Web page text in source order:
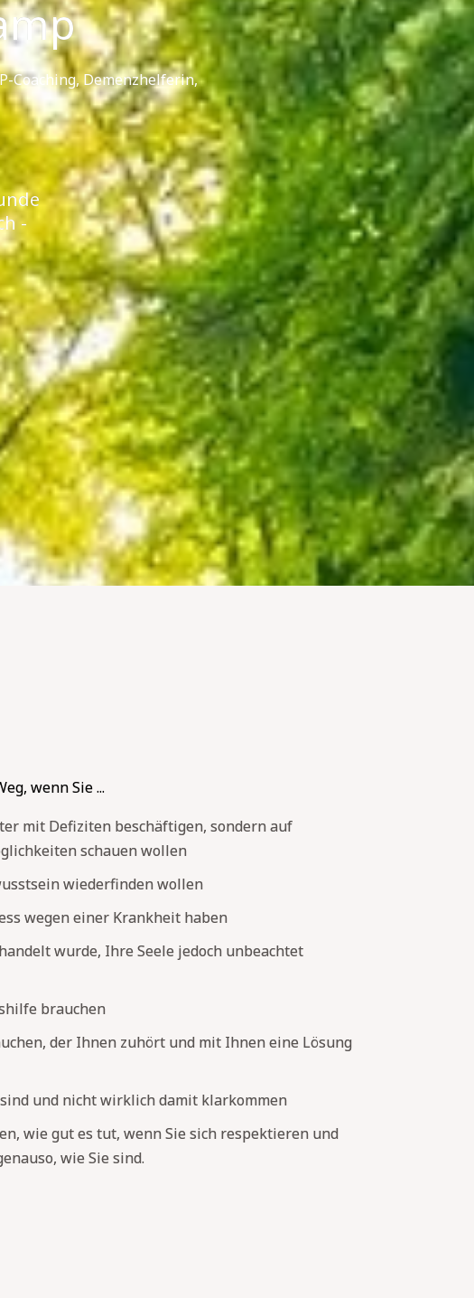
Coaching, Demenzhelferin,
-
wenn Sie ...
mit Defiziten beschäftigen, sondern auf
schauen wollen
wiederfinden wollen
wegen einer Krankheit haben
wurde, Ihre Seele jedoch unbeachtet
brauchen
der Ihnen zuhört und mit Ihnen eine Lösung
und nicht wirklich damit klarkommen
wie gut es tut, wenn Sie sich respektieren und
wie Sie sind.